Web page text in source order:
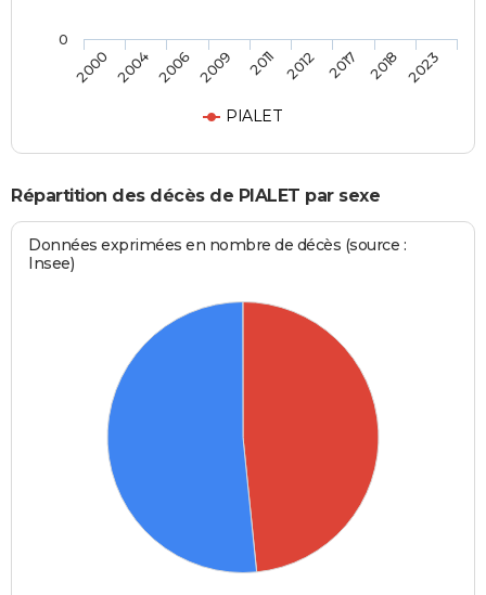
PIALET
2000 2004 2006 2009 2011 2012 2017 2018 2023
0
Répartition des décès de PIALET par sexe
Données exprimées en nombre de décès (source :
Insee)